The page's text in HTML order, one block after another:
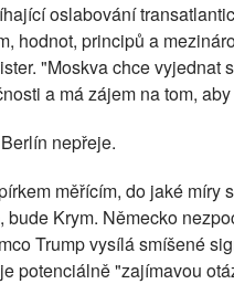
oslabování
hodnot, principů a
"Moskva chce vyjednat
a má zájem na tom,
nepřeje.
měřícím, do jaké míry
bude Krym. Německo
Trump vysílá smíšené
potenciálně "zajímavou